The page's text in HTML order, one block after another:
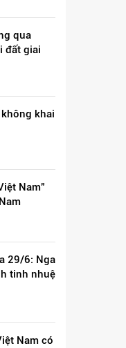
qua
đất giai
không khai
Nam"
29/6: Nga
tinh nhuệ
Nam có